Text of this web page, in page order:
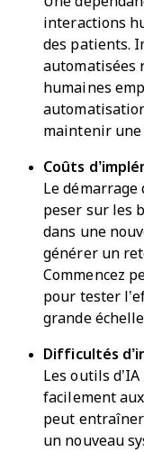
interactions
des patients.
automatisées
humaines
maintenir
Coûts
Le
peser sur les
dans une
générer un
Commencez
pour tester
grande
Difficultés
Les outils
facilement
peut
un nouveau